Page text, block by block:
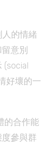
的情緒
意別
(social
好壞的一
的合作能
參與群